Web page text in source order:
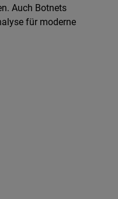
Auch Botnets
für moderne